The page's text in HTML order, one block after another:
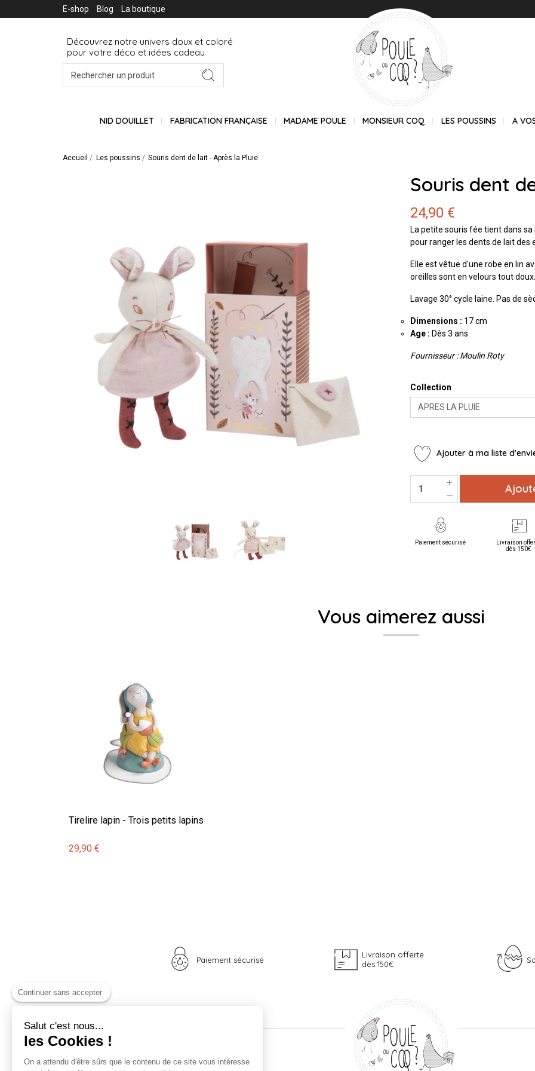
E-shop Blog La boutique
Découvrez notre univers doux et coloré
pour votre déco et idées cadeau
NID DOUILLET FABRICATION FRANÇAISE MADAME POULE MONSIEUR COQ LES POUSSINS A
Accueil Les poussins Souris dent de lait - Après la Pluie
Souris dent
24,90 €
La petite souris fée tient dans
pour ranger les dents de lait des
Elle est vêtue d'une robe en lin
oreilles sont en velours tout doux.
Lavage 30° cycle laine. Pas de
Dimensions : 17 cm
Age : Dès 3 ans
Fournisseur : Moulin Roty
Collection
Ajouter à ma liste
Paiement sécurisé
Livraison
dès 150€
Vous aimerez aussi
Tirelire lapin - Trois petits lapins
29,90 €
Paiement sécurisé
Livraison offerte
dès 150€
Nos univers Informations
Continuer sans accepter
Salut c'est nous...
les Cookies !
On a attendu d'être sûrs que le contenu de ce site vous intéresse